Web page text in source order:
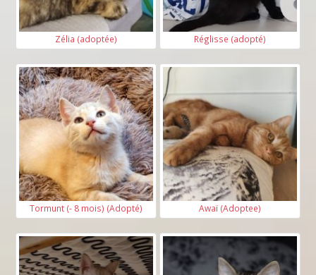
Zélia (adoptée) Réglisse (adopté)
Tormunt (- 8 mois) (Adopté) Awaï (Adoptee)